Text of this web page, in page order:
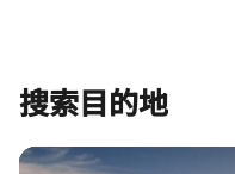
搜索目的地